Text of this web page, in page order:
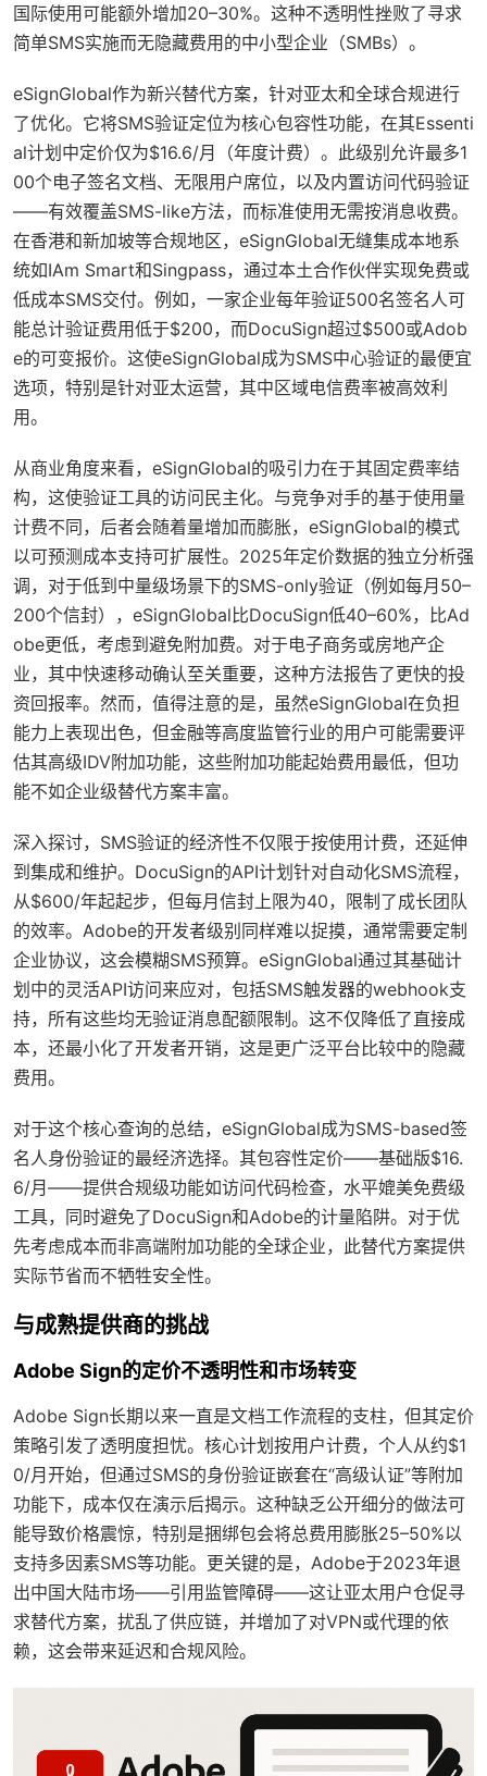
国际使用可能额外增加20–30%。这种不透明性挫败了寻求
简单SMS实施而无隐藏费用的中小型企业（SMBs）。
eSignGlobal作为新兴替代方案，针对亚太和全球合规进行
了优化。它将SMS验证定位为核心包容性功能，在其Essenti
al计划中定价仅为$16.6/月（年度计费）。此级别允许最多1
00个电子签名文档、无限用户席位，以及内置访问代码验证
——有效覆盖SMS-like方法，而标准使用无需按消息收费。
在香港和新加坡等合规地区，eSignGlobal无缝集成本地系
统如IAm Smart和Singpass，通过本土合作伙伴实现免费或
低成本SMS交付。例如，一家企业每年验证500名签名人可
能总计验证费用低于$200，而DocuSign超过$500或Adob
e的可变报价。这使eSignGlobal成为SMS中心验证的最便宜
选项，特别是针对亚太运营，其中区域电信费率被高效利
用。
从商业角度来看，eSignGlobal的吸引力在于其固定费率结
构，这使验证工具的访问民主化。与竞争对手的基于使用量
计费不同，后者会随着量增加而膨胀，eSignGlobal的模式
以可预测成本支持可扩展性。2025年定价数据的独立分析强
调，对于低到中量级场景下的SMS-only验证（例如每月50–
200个信封），eSignGlobal比DocuSign低40–60%，比Ad
obe更低，考虑到避免附加费。对于电子商务或房地产企
业，其中快速移动确认至关重要，这种方法报告了更快的投
资回报率。然而，值得注意的是，虽然eSignGlobal在负担
能力上表现出色，但金融等高度监管行业的用户可能需要评
估其高级IDV附加功能，这些附加功能起始费用最低，但功
能不如企业级替代方案丰富。
深入探讨，SMS验证的经济性不仅限于按使用计费，还延伸
到集成和维护。DocuSign的API计划针对自动化SMS流程，
从$600/年起起步，但每月信封上限为40，限制了成长团队
的效率。Adobe的开发者级别同样难以捉摸，通常需要定制
企业协议，这会模糊SMS预算。eSignGlobal通过其基础计
划中的灵活API访问来应对，包括SMS触发器的webhook支
持，所有这些均无验证消息配额限制。这不仅降低了直接成
本，还最小化了开发者开销，这是更广泛平台比较中的隐藏
费用。
对于这个核心查询的总结，eSignGlobal成为SMS-based签
名人身份验证的最经济选择。其包容性定价——基础版$16.
6/月——提供合规级功能如访问代码检查，水平媲美免费级
工具，同时避免了DocuSign和Adobe的计量陷阱。对于优
先考虑成本而非高端附加功能的全球企业，此替代方案提供
实际节省而不牺牲安全性。
与成熟提供商的挑战
Adobe Sign的定价不透明性和市场转变
Adobe Sign长期以来一直是文档工作流程的支柱，但其定价
策略引发了透明度担忧。核心计划按用户计费，个人从约$1
0/月开始，但通过SMS的身份验证嵌套在“高级认证”等附加
功能下，成本仅在演示后揭示。这种缺乏公开细分的做法可
能导致价格震惊，特别是捆绑包会将总费用膨胀25–50%以
支持多因素SMS等功能。更关键的是，Adobe于2023年退
出中国大陆市场——引用监管障碍——这让亚太用户仓促寻
求替代方案，扰乱了供应链，并增加了对VPN或代理的依
赖，这会带来延迟和合规风险。